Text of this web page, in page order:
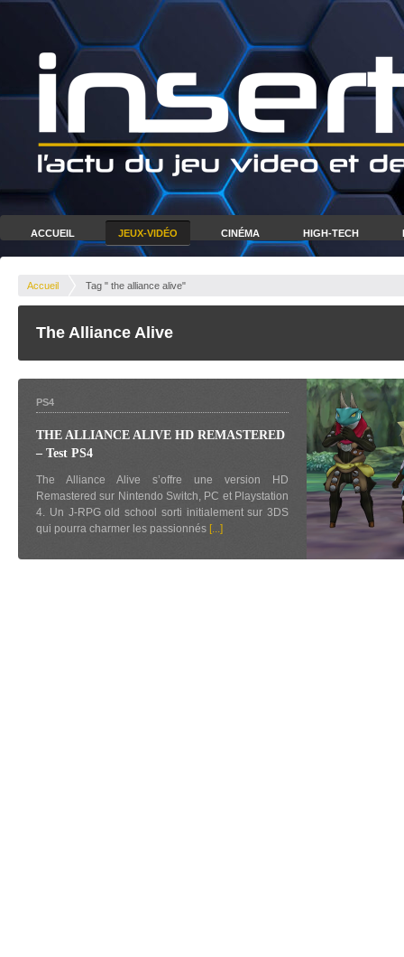
ACCUEIL JEUX-VIDÉO CINÉMA HIGH-TECH
Accueil Tag " the alliance alive"
The Alliance Alive
PS4
THE ALLIANCE ALIVE HD REMASTERED
– Test PS4
The Alliance Alive s’offre une version HD
Remastered sur Nintendo Switch, PC et Playstation
4. Un J-RPG old school sorti initialement sur 3DS
qui pourra charmer les passionnés [...]